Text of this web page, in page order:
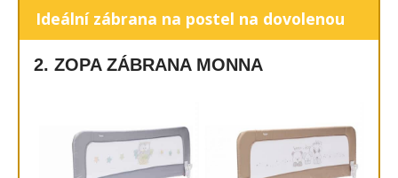
Ideální zábrana na postel na dovolenou
2. ZOPA ZÁBRANA MONNA